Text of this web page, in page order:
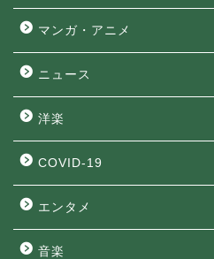
マンガ・アニメ
ニュース
洋楽
COVID-19
エンタメ
音楽